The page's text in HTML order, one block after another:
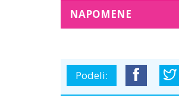
NAPOMENE
Podeli: